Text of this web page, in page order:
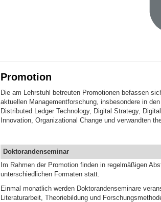
Promotion
Die am Lehrstuhl betreuten Promotionen befassen
aktuellen Managementforschung, insbesondere in
Distributed Ledger Technology, Digital Strategy,
Innovation, Organizational Change und verwandten
Doktorandenseminar
Im Rahmen der Promotion finden in regelmäßigen
unterschiedlichen Formaten statt.
Einmal monatlich werden Doktorandenseminare
Literaturarbeit, Theoriebildung und